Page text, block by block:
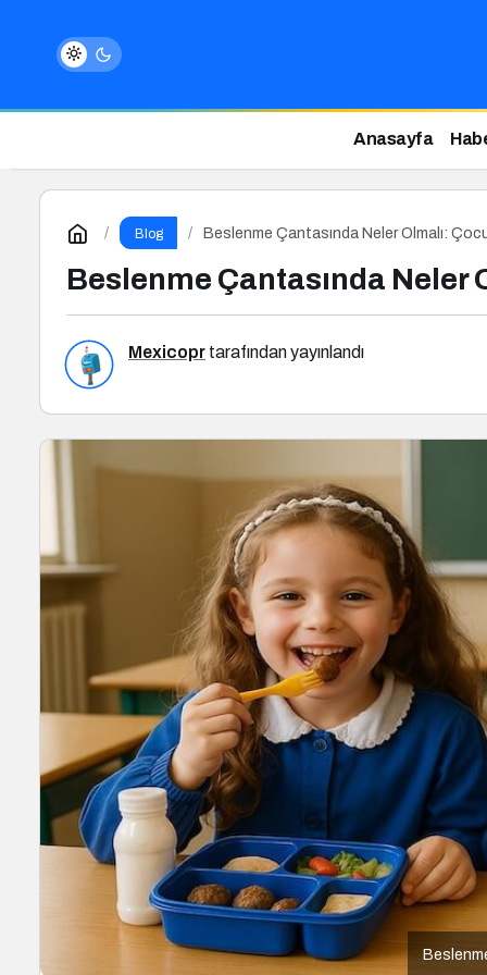
Anasayfa
Blog Beslenme Çantasında Neler Olmalı:
Beslenme Çantasında
Mexicopr tarafından yayınlandı